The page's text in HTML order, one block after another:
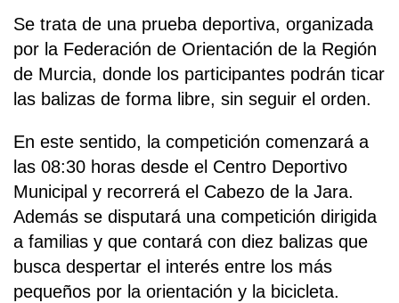
Se trata de una prueba deportiva, organizada
por la Federación de Orientación de la Región
de Murcia, donde los participantes podrán ticar
las balizas de forma libre, sin seguir el orden.
En este sentido, la competición comenzará a
las 08:30 horas desde el Centro Deportivo
Municipal y recorrerá el Cabezo de la Jara.
Además se disputará una competición dirigida
a familias y que contará con diez balizas que
busca despertar el interés entre los más
pequeños por la orientación y la bicicleta.